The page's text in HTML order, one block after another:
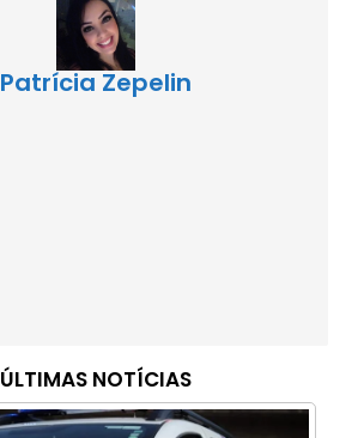
Patrícia Zepelin
ÚLTIMAS NOTÍCIAS